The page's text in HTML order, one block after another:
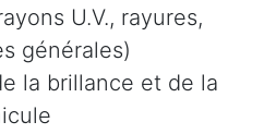
U.V., rayures,
générales)
la brillance et de la